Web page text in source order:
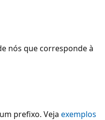
nós que corresponde à
prefixo. Veja exemplos